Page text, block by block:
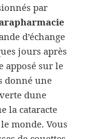
par
d’échange
jours après
apposé sur le
donné une
dune
la cataracte
monde. Vous